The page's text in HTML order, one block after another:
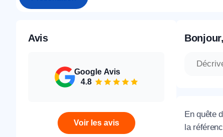
Avis
Google Avis
4.8
Voir les avis
Bonjour,
En quête
la